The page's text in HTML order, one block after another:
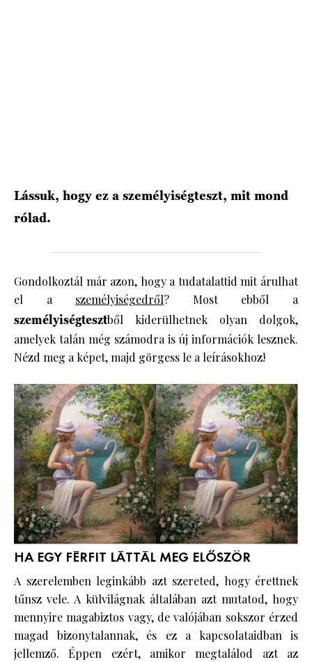
Lássuk, hogy ez a személyiségteszt, mit mond
rólad.
Gondolkoztál már azon, hogy a tudatalattid mit árulhat
el a személyiségedről? Most ebből a
személyiségtesztből kiderülhetnek olyan dolgok,
amelyek talán még számodra is új információk lesznek.
Nézd meg a képet, majd görgess le a leírásokhoz!
HA EGY FÉRFIT LÁTTÁL MEG ELŐSZÖR
A szerelemben leginkább azt szereted, hogy érettnek
tűnsz vele. A külvilágnak általában azt mutatod, hogy
mennyire magabiztos vagy, de valójában sokszor érzed
magad bizonytalannak, és ez a kapcsolataidban is
jellemző. Éppen ezért, amikor megtalálod azt az